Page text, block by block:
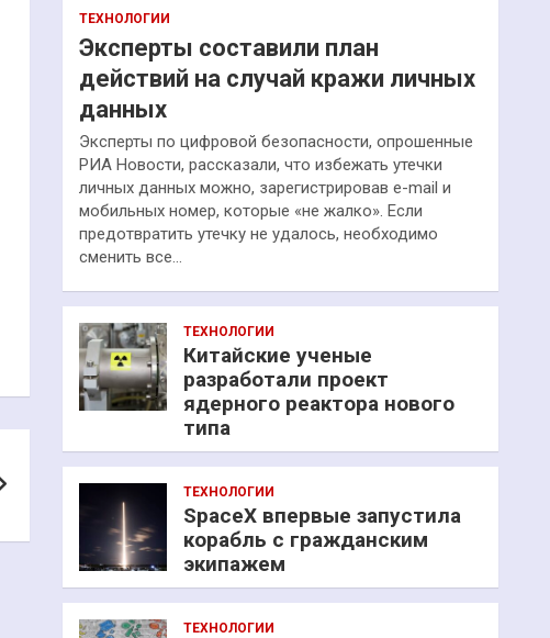
ТЕХНОЛОГИИ
Эксперты составили план
действий на случай кражи личных
данных
Эксперты по цифровой безопасности, опрошенные
РИА Новости, рассказали, что избежать утечки
личных данных можно, зарегистрировав e-mail и
мобильных номер, которые «не жалко». Если
предотвратить утечку не удалось, необходимо
сменить все…
ТЕХНОЛОГИИ
Китайские ученые
разработали проект
ядерного реактора нового
типа
ТЕХНОЛОГИИ
SpaceX впервые запустила
корабль с гражданским
экипажем
ТЕХНОЛОГИИ